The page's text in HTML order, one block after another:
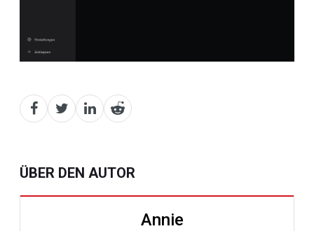
ÜBER DEN AUTOR
Annie